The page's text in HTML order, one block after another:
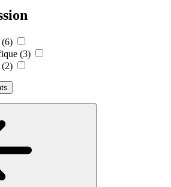
(6)
(3)
(2)